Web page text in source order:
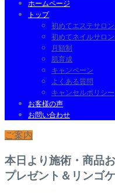
ホームページ
トップ
初めてエステサロ
初めてネイルサロ
月額制
肌育成
キャンペーン
よくある質問
キャンセルポリシー
お客様の声
お問い合わせ
ご案内
本日より施術・商品
プレゼント＆リンゴ